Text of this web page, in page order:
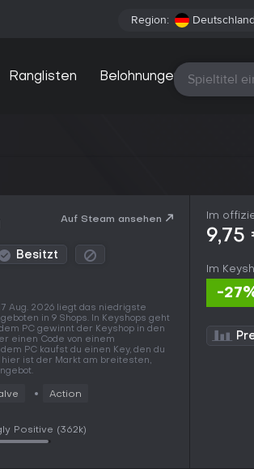
Region: Deutschland
Ranglisten Belohnungen Alle
Auf Steam ansehen
Besitzt
7 Aug. 2026 liegt das niedrigste
in 9 Shops. In Keyshops geht
PC gewinnt der Keyshop in den
einen Code von einem
PC kaufst du einen Key, den du
ist der Markt am breitesten,
Action
Positive (362k)
Im
9,75
Im
-